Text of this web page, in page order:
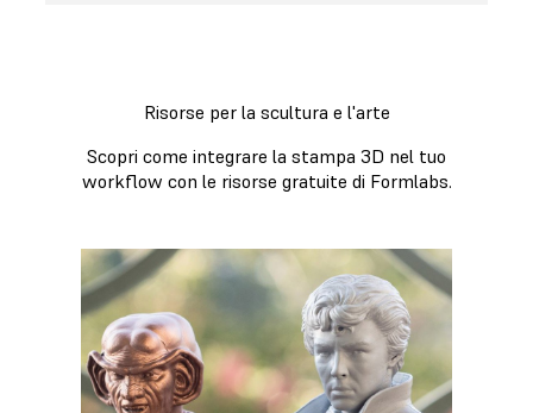
Risorse per la scultura e l'arte
Scopri come integrare la stampa 3D nel tuo
workflow con le risorse gratuite di Formlabs.